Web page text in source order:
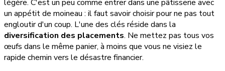
légère. C'est un peu comme entrer dans une pâtisserie avec
un appétit de moineau : il faut savoir choisir pour ne pas tout
engloutir d'un coup. L'une des clés réside dans la
diversification des placements. Ne mettez pas tous vos
œufs dans le même panier, à moins que vous ne visiez le
rapide chemin vers le désastre financier.